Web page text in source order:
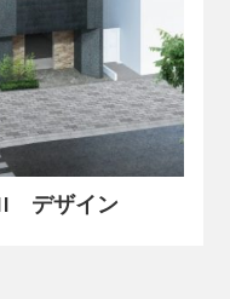
II デザイン